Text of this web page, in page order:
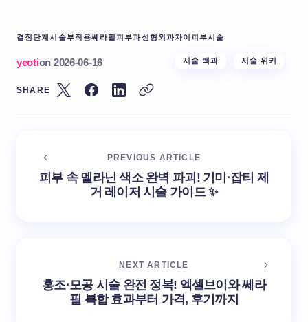
결정단계시술부작용쎄라필피부과성형외과차이피부시술
yeotion 2026-06-16 시술 백과 시술 위키
SHARE
PREVIOUS ARTICLE
피부 속 멜라닌 색소 완벽 파괴! 기미·잡티 제
거 레이저 시술 가이드 ✨
NEXT ARTICLE
홍조·모공 시술 완전 정복! 엑셀브이와 쎄라
필 복합 효과부터 가격, 후기까지